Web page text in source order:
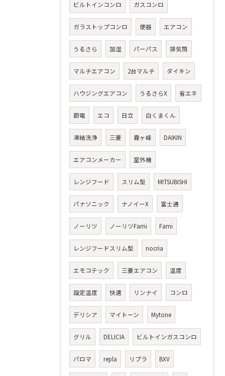
ビルトインコンロ ガスコンロ
ガラストップコンロ 便器 エアコン
うるさら 加湿 パーパス 排気筒
マルチエアコン 2台マルチ ダイキン
ハウジングエアコン うるさらX 省エネ
節電 エコ 日立 白くまくん
凍結洗浄 三菱 霧ヶ峰 DAIKIN
エアコンメーカー 室外機
レンジフード スリム型 MITSUBISHI
パナソニック ナノイーX 富士通
ノーリツ ノーリツFami Fami
レンジフードスリム型 nocria
エモコテック 三菱エアコン 温度
設定温度 快適 リンナイ コンロ
デリシア マイトーン Mytone
グリル DELICIA ビルトインガスコンロ
パロマ repla リプラ BXV